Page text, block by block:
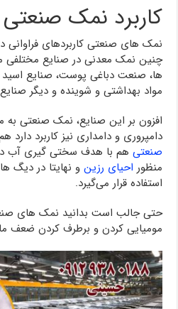
کاربرد نمک صنعتی
نمک های صنعتی کاربردهای فراوانی
چنین نمک معدنی در صنایع
ها، صنعت دباغی پوست، صنایع اسید
مواد بهداشتی و شوینده و دیگر
افزون بر این صنایع، نمک صنعتی به
دامپروری و دامداری نیز کاربرد دارد
صنعتی هم با هدف سختی گیری آب در
منظور احیای رزین و نهایتا در دیگ
استفاده قرار می‌گیرد.
حتی جالب است بدانید نمک های
مومیایی کردن و برطرف کردن ضعف